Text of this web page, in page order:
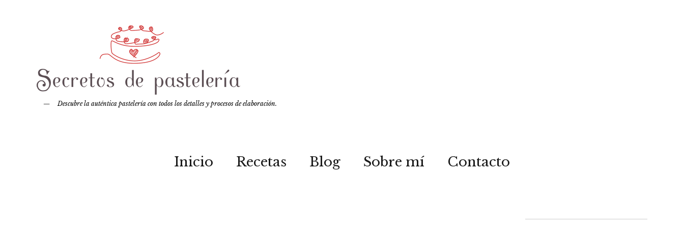
Descubre la auténtica pastelería con todos los detalles y procesos de elaboración.
Inicio Recetas Blog Sobre mí Contacto